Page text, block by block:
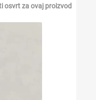
osvrt za ovaj proizvod